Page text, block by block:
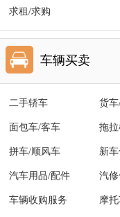
求租/求购
车辆买卖
二手轿车 货
面包车/客车 拖
拼车/顺风车 新
汽车用品/配件 汽
车辆收购服务 摩